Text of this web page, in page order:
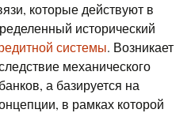
которые действуют в
исторический
системы. Возникает
механического
а базируется на
в рамках которой